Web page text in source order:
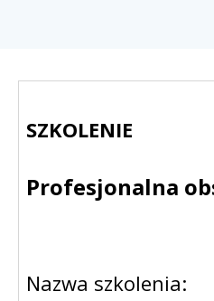
SZKOLENIE
Profesjonalna
Nazwa szkolenia: